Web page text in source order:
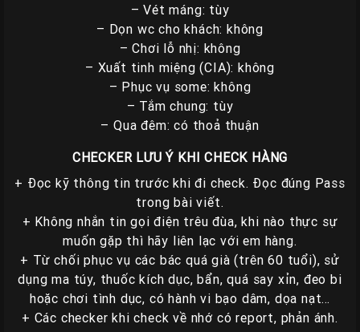
– Vét máng: tùy
– Dọn wc cho khách: không
– Chơi lỗ nhị: không
– Xuất tinh miệng (CIA): không
– Phục vụ some: không
– Tắm chung: tùy
– Qua đêm: có thoả thuận
CHECKER LƯU Ý KHI CHECK HÀNG
+ Đọc kỹ thông tin trước khi đi check. Đọc đúng Pass
trong bài viết.
+ Không nhắn tin gọi điện trêu đùa, khi nào thực sự
muốn gặp thì hãy liên lạc với em hàng.
+ Từ chối phục vụ các bác quá già (trên 60 tuổi), sử
dụng ma túy, thuốc kích dục, bẩn, quá say xỉn, đeo bi
hoặc chơi tình dục, có hành vi bạo dâm, dọa nạt…
+ Các checker khi check về nhớ có report, phản ánh.